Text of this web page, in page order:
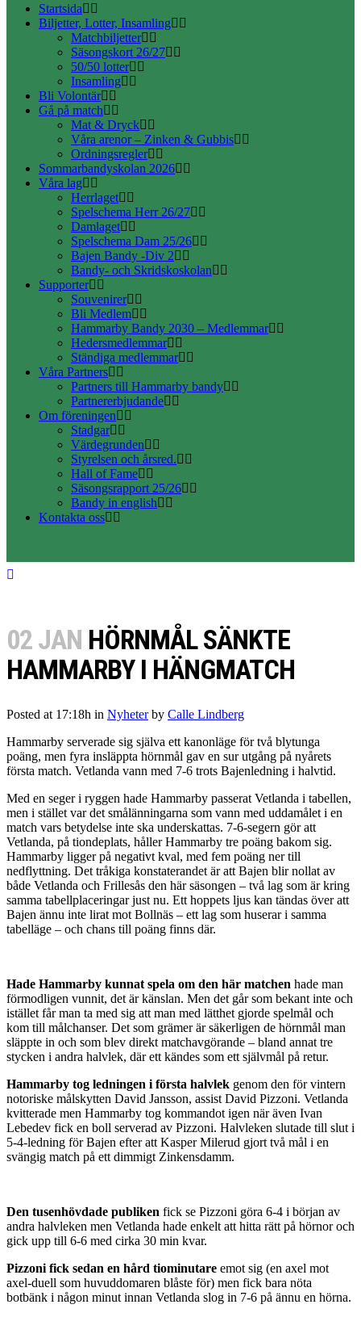
Startsida
Biljetter, Lotter, Insamling
Matchbiljetter
Säsongskort 26/27
50/50 lotter
Insamling
Bli Volontär
Gå på match
Mat & Dryck
Våra arenor – Zinken & Gubbis
Ordningsregler
Sommarbandyskolan 2026
Våra lag
Herrlaget
Spelschema Herr 26/27
Damlaget
Spelschema Dam 25/26
Bajen Bandy -Div 2
Bandy- och Skridskoskolan
Supporter
Souvenirer
Bli Medlem
Hammarby Bandy 2030 – Medlemmar
Hedersmedlemmar
Ständiga medlemmar
Våra Partners
Partners till Hammarby bandy
Partnererbjudande
Om föreningen
Stadgar
Värdegrunden
Styrelsen och årsred.
Hall of Fame
Säsongsrapport 25/26
Bandy in english
Kontakta oss
02 JAN HÖRNMÅL SÄNKTE
HAMMARBY I HÄNGMATCH
Posted at 17:18h in Nyheter by Calle Lindberg
Hammarby serverade sig själva ett kanonläge för två blytunga
poäng, men fyra insläppta hörnmål gav en sur utgång på nyårets
första match. Vetlanda vann med 7-6 trots Bajenledning i halvtid.
Med en seger i ryggen hade Hammarby passerat Vetlanda i tabellen,
men i stället var det smålänningarna som vann med uddamålet i en
match vars betydelse inte ska underskattas. 7-6-segern gör att
Vetlanda, på tiondeplats, håller Hammarby tre poäng bakom sig.
Hammarby ligger på negativt kval, med fem poäng ner till
nedflyttning. Det tråkiga konstaterandet är att Bajen blir nollat av
både Vetlanda och Frillesås den här säsongen – två lag som är kring
samma tabellplaceringar just nu. Ett hoppets ljus kan tändas över att
Bajen ännu inte lirat mot Bollnäs – ett lag som huserar i samma
tabelläge – och chans till poäng finns där.
Hade Hammarby kunnat spela om den här matchen hade man
förmodligen vunnit, det är känslan. Men det går som bekant inte och
istället får man ta med sig att man med lätthet gjorde spelmål och
kom till målchanser. Det som grämer är säkerligen de hörnmål man
släppte in och som blev direkt matchavgörande – bland annat tre
stycken i andra halvlek, där ett kändes som ett självmål på retur.
Hammarby tog ledningen i första halvlek genom den för vintern
notoriske målskytten David Jansson, assist David Pizzoni. Vetlanda
kvitterade men Hammarby tog kommandot igen när även Ivan
Lebedev fick en boll serverad av Pizzoni. Halvleken slutade till slut i
5-4-ledning för Bajen efter att Kasper Milerud gjort två mål i en
svängig match på ett dimmigt Zinkensdamm.
Den tusenhövdade publiken fick se Pizzoni göra 6-4 i början av
andra halvleken men Vetlanda hade enkelt att hitta rätt på hörnor och
gick upp till 6-6 med cirka 30 min kvar.
Pizzoni fick sedan en hård tiominutare emot sig (en axel mot
axel-duell som huvuddomaren blåste för) men fick bara nöta
botbänk i någon minut innan Vetlanda slog in 7-6 på ännu en hörna.